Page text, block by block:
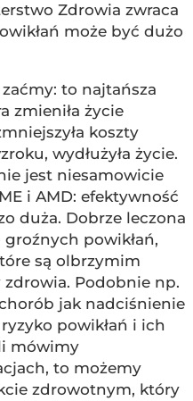
Zdrowia zwraca
może być dużo
to najtańsza
zmieniła życie
koszty
wydłużyła życie.
jest niesamowicie
i AMD: efektywność
duża. Dobrze leczona
powikłań,
są olbrzymim
Podobnie np.
jak nadciśnienie
powikłań i ich
mówimy
to możemy
zdrowotnym, który